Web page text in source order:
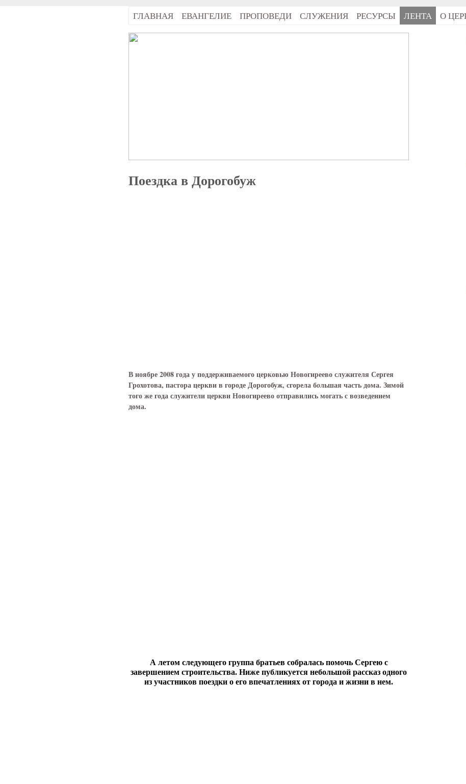
ГЛАВНАЯ ЕВАНГЕЛИЕ ПРОПОВЕДИ СЛУЖЕНИЯ РЕСУРСЫ ЛЕНТА О
Поездка в Дорогобуж
В ноябре 2008 года у поддерживаемого церковью Новогиреево служителя Сергея
Грохотова, пастора церкви в городе Дорогобуж, сгорела большая часть дома. Зимой
того же года служители церкви Новогиреево отправились могать с возведением
дома.
А летом следующего группа братьев собралась помочь Сергею с
завершением строительства. Ниже публикуется небольшой рассказ одного
из участников поездки о его впечатлениях от города и жизни в нем.